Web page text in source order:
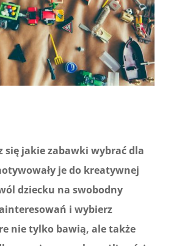
się jakie zabawki wybrać dla
je do kreatywnej
dziecku na swobodny
i wybierz
nie tylko bawią, ale także